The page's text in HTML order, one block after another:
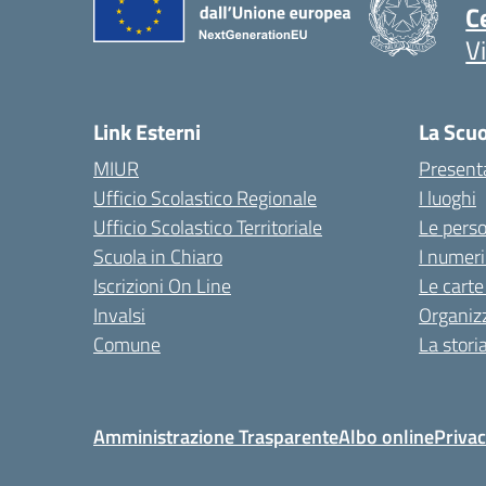
Link Esterni
MIUR
Ufficio Scolastico Regionale
Ufficio Scolastico Territoriale
Scuola in Chiaro
Iscrizioni On Line
Invalsi
Comune
La
I luoghi
Le
I
Le
La
Amministrazione TrasparenteAlbo online